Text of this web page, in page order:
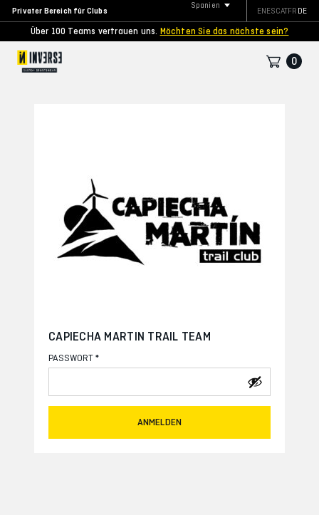
Privater Bereich für Clubs
Über 100 Teams vertrauen uns. Möchten Sie das nächste sein?
Spanien
ENESCATFR DE
0
CAPIECHA MARTIN TRAIL TEAM
PASSWORT *
ANMELDEN